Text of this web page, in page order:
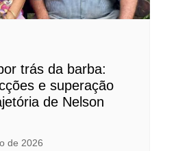
trás da barba:
e superação
de Nelson
de 2026